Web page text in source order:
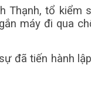
Thạnh, tổ
máy đi qua
đã tiến hành